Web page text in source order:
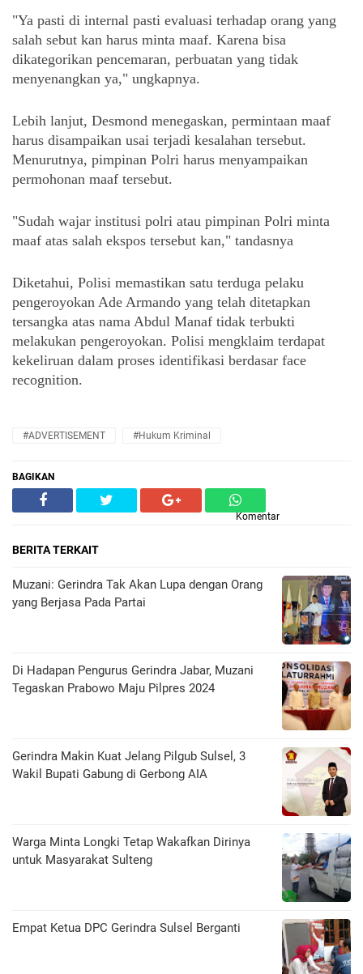
"Ya pasti di internal pasti evaluasi terhadap orang yang
salah sebut kan harus minta maaf. Karena bisa
dikategorikan pencemaran, perbuatan yang tidak
menyenangkan ya," ungkapnya.
Lebih lanjut, Desmond menegaskan, permintaan maaf
harus disampaikan usai terjadi kesalahan tersebut.
Menurutnya, pimpinan Polri harus menyampaikan
permohonan maaf tersebut.
"Sudah wajar institusi polri atau pimpinan Polri minta
maaf atas salah ekspos tersebut kan," tandasnya
Diketahui, Polisi memastikan satu terduga pelaku
pengeroyokan Ade Armando yang telah ditetapkan
tersangka atas nama Abdul Manaf tidak terbukti
melakukan pengeroyokan. Polisi mengklaim terdapat
kekeliruan dalam proses identifikasi berdasar face
recognition.
#ADVERTISEMENT #hukum Kriminal
BAGIKAN
Komentar
BERITA TERKAIT
Muzani: Gerindra Tak Akan Lupa dengan Orang
yang Berjasa Pada Partai
Di Hadapan Pengurus Gerindra Jabar, Muzani
Tegaskan Prabowo Maju Pilpres 2024
Gerindra Makin Kuat Jelang Pilgub Sulsel, 3
Wakil Bupati Gabung di Gerbong AIA
Warga Minta Longki Tetap Wakafkan Dirinya
untuk Masyarakat Sulteng
Empat Ketua DPC Gerindra Sulsel Berganti